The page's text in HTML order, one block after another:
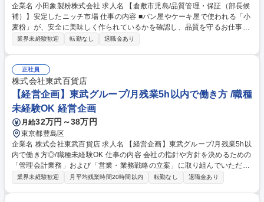
企業名 小田象製粉株式会社 求人名 【倉敷市児島/品質管理・保証（部長候
補）】安定したニッチ市場 仕事の内容 ■パン屋やケーキ屋で使われる「小
麦粉」が、安全に美味しく作られているかを確認し、品質を守るお仕事で
す。ルールの書類審査や、工場で働くスタッフへの分かりやすい製造ルー
します。ただ机に向かうだけでなく、製造現場へ足を運び「ルール通りに
機械が動いているか」「衛生面は問題ないか」を直接確認します。植物性
乳酸菌や大麦エキスを混ぜた新しい小麦粉ができる際にも、品質のばらつ
きが出ないよう検査体制を整え、現場と連携します。※業務変更の範囲：
会社の定める業務全般 募集職種 【倉敷市児島/品質管理・保証（部長候
補）】安定したニッチ市場
業界未経験歓迎 転勤なし 退職金あり
正社員
株式会社東武百貨店
【経営企画】東武グループ/月残業5h以内で働き方 /職種
未経験OK 経営企画
月給32万円～38万円
東京都豊島区
企業名 株式会社東武百貨店 求人名 【経営企画】東武グループ/月残業5h以
内で働き方◎/職種未経験OK 仕事の内容 会社の指針や方針を決めるための
「管理会計業務」および「営業・業務戦略の立案」に取り組んでいただき
ます。まずは、先輩のサポートのもと、月毎、四半期の収支報告などデー
業界未経験歓迎 月平均残業時間20時間以内 転勤なし 退職金あり